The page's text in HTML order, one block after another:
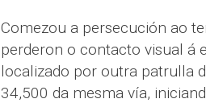
Comezou a persecución ao
perderon o contacto visual á
localizado por outra patrulla
34,500 da mesma vía,